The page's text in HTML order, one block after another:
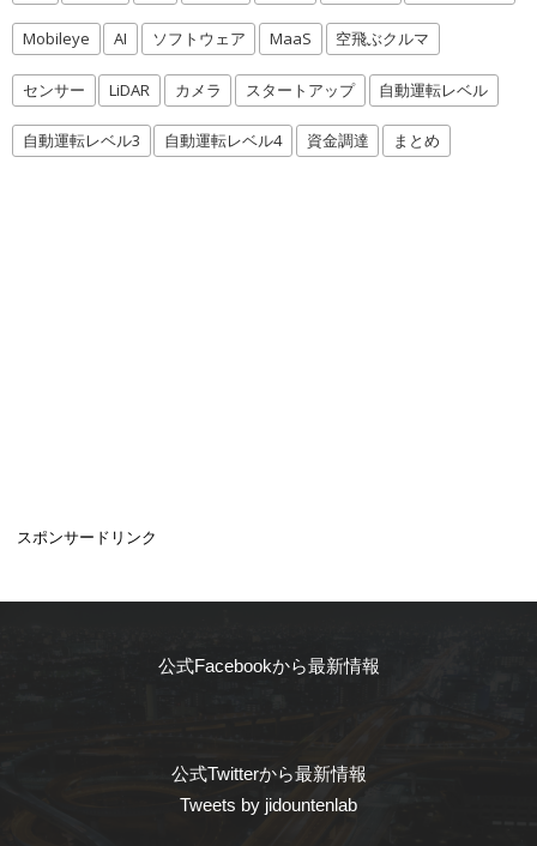
Mobileye AI ソフトウェア MaaS 空飛ぶクルマ
センサー LiDAR カメラ スタートアップ 自動運転レベル
自動運転レベル3 自動運転レベル4 資金調達 まとめ
スポンサードリンク
公式Facebookから最新情報
公式Twitterから最新情報
Tweets by jidountenlab